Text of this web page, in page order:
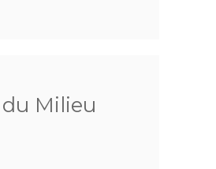
Milieu